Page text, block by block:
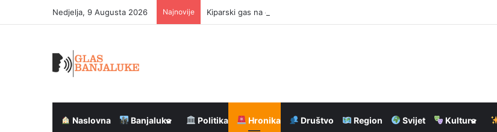
Nedjelja, 9 Augusta 2026 Najnovije Kiparski gas na evropsko tržište stiže do marta 2028. godine
Naslovna Banjaluka Politika Hronika Društvo Region Svijet Kultura